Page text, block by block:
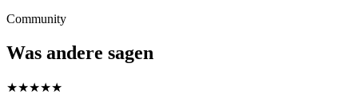
Community
Was andere sagen
★★★★★